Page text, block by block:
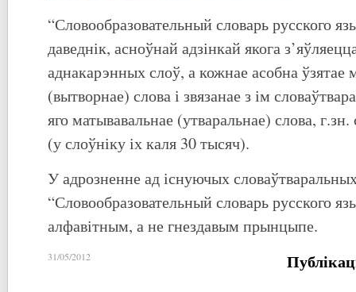
“Словообразовательный словарь русского
даведнік, асноўнай адзінкай якога
аднакарэнных слоў, а кожнае асобна ўзятае
(вытворнае) слова і звязанае з ім
яго матывавальнае (утваральнае) слова,
(у слоўніку іх каля 30 тысяч).
У адрозненне ад існуючых
“Словообразовательный словарь русского
алфавітным, а не гнездавым прынцыпе.
31/05/2012